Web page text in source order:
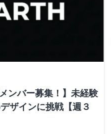
ンバー募集！】未経験
ザインに挑戦【週３